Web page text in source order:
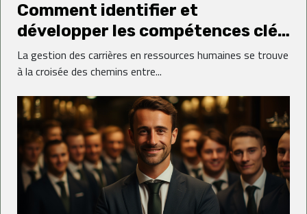
Comment identifier et
développer les compétences clés
pour une carrière en ressources
humaines
La gestion des carrières en ressources humaines se trouve
à la croisée des chemins entre...